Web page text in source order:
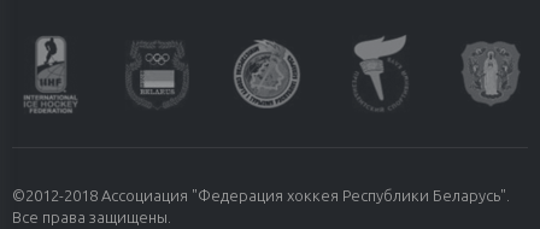
©2012-2018 Ассоциация "Федерация хоккея Республики Беларусь".
Все права защищены.